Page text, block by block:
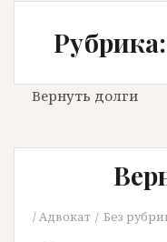
Вернуть долги
Адвокат Без